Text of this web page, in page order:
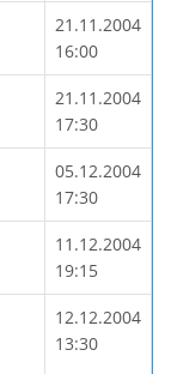
21.11.2004
16:00
21.11.2004
17:30
05.12.2004
17:30
11.12.2004
19:15
12.12.2004
13:30